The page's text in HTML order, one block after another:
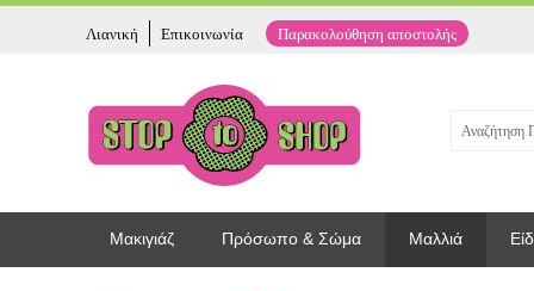
Λιανική Επικοινωνία Παρακολούθηση αποστολής
Μακιγιάζ Πρόσωπο & Σώμα Μαλλιά